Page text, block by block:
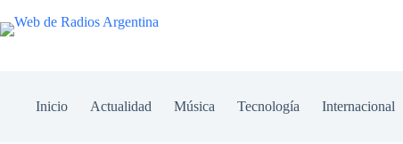
Inicio Actualidad Música Tecnología Internacional